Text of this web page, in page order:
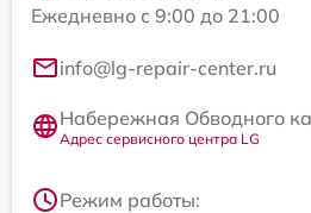
Ежедневно с 9:00 до 21:00
info@lg-repair-center.ru
Набережная Обводного
Адрес сервисного центра LG
Режим работы: